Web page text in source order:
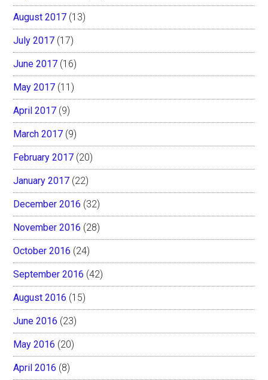
August 2017 (13)
July 2017 (17)
June 2017 (16)
May 2017 (11)
April 2017 (9)
March 2017 (9)
February 2017 (20)
January 2017 (22)
December 2016 (32)
November 2016 (28)
October 2016 (24)
September 2016 (42)
August 2016 (15)
June 2016 (23)
May 2016 (20)
April 2016 (8)